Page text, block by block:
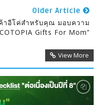
Older Article
าอีโค่สำหรับคุณ มอบความ
Gifts For Mom”
View More